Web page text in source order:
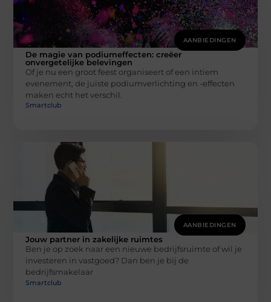
AANBIEDINGEN
De magie van podiumeffecten: creëer
onvergetelijke belevingen
Of je nu een groot feest organiseert of een intiem
evenement, de juiste podiumverlichting en -effecten
maken echt het verschil.
Smartclub
AANBIEDINGEN
Jouw partner in zakelijke ruimtes
Ben je op zoek naar een nieuwe bedrijfsruimte of wil je
investeren in vastgoed? Dan ben je bij de
bedrijfsmakelaar
Smartclub